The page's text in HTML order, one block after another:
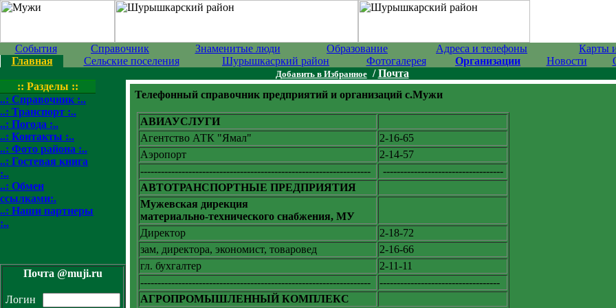
События Справочник Знаменитые люди Образование Адреса и телефоны
Карты
Главная
Сельские поселения Шурышкасркий район Фотогалерея Организации Новости
Добавить в Избранное /Почта
:: Разделы ::
..: Справочник :..
..: Транспорт :..
..: Погода :..
..: Контакты :..
..: Фото района :..
..: Гостевая книга
:..
..: Обмен
ссылками:.
..: Наши партнеры
:..
Почта @muji.ru
Логин
Телефонный справочник предприятий и организаций с.Мужи
АВИАУСЛУГИ
Агентство АТК "Ямал"
2-16-65
Аэропорт
2-14-57
-------------------------------------------------------------------
-----------------------------------
АВТОТРАНСПОРТНЫЕ ПРЕДПРИЯТИЯ
Мужевская дирекция
материально-технического снабжения, МУ
Директор
2-18-72
зам, директора, экономист, товаровед
2-16-66
гл. бухгалтер
2-11-11
-------------------------------------------------------------------
-----------------------------------
АГРОПРОМЫШЛЕННЫЙ КОМПЛЕКС